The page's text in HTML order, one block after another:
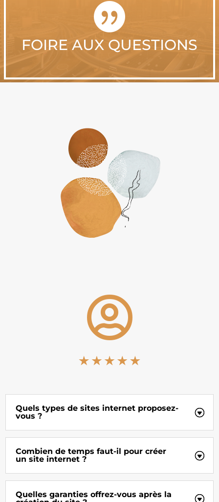

FOIRE AUX QUESTIONS

Quels types de sites internet proposez-
vous ?
Combien de temps faut-il pour créer
un site internet ?
Quelles garanties offrez-vous après la